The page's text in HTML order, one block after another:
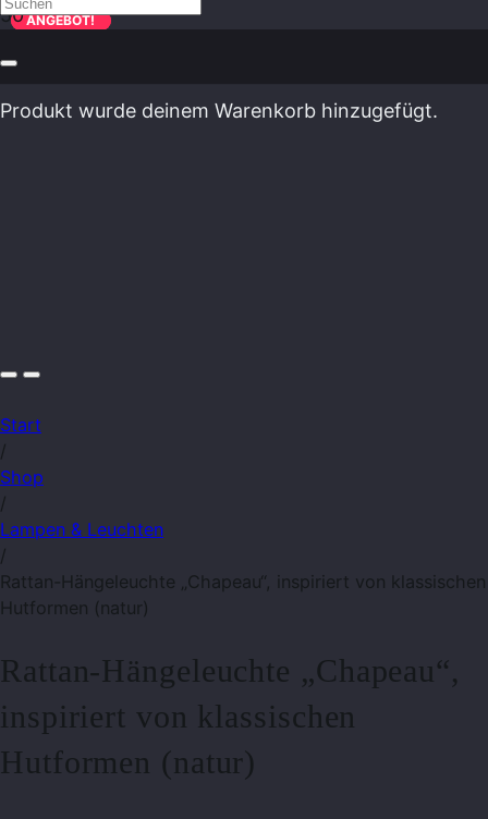
Produkt wurde deinem Warenkorb hinzugefügt.
Start
/
Shop
/
Lampen & Leuchten
/
Rattan-Hängeleuchte „Chapeau“, inspiriert von klassischen
Hutformen (natur)
Rattan-Hängeleuchte „Chapeau“,
inspiriert von klassischen
Hutformen (natur)
ANGEBOT!
ANGEBOT!